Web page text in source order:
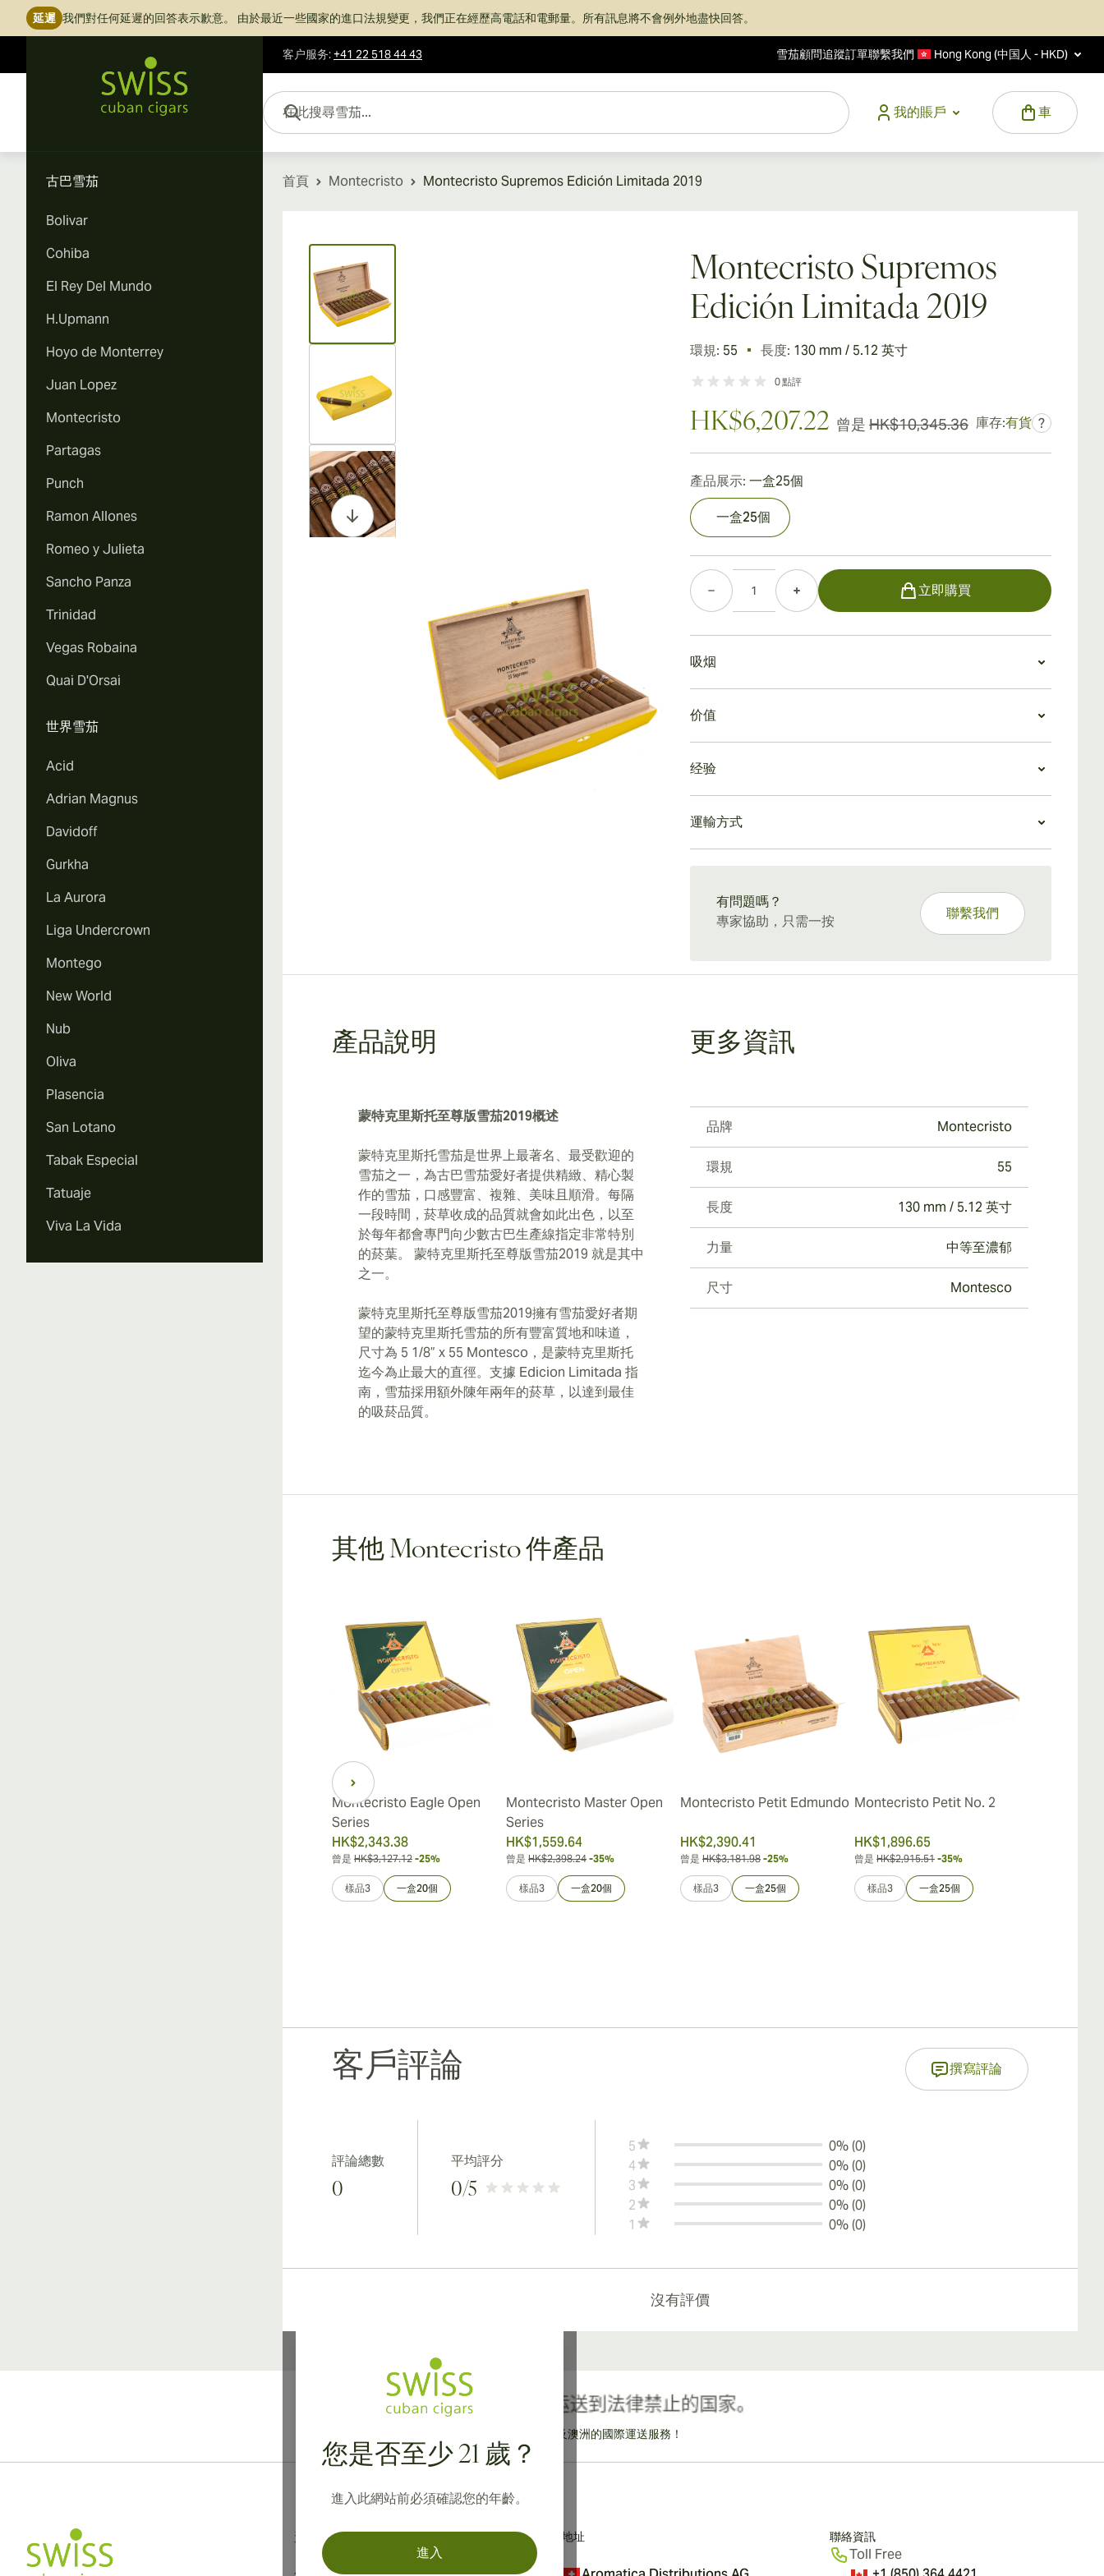
延遲 我們對任何延遲的回答表示歉意。 由於最近一些國家的進口法規變更，我們正在經歷高電話和電郵量。所有訊息將不會例外地盡快回答。
客户服务:+41 22 518 44 43 雪茄顧問追蹤訂單聯繫我們 Hong Kong (中国人 - HKD)
我的賬戶
車
在此搜尋雪茄...
古巴雪茄
Bolivar
Cohiba
El Rey Del Mundo
H.Upmann
Hoyo de Monterrey
Juan Lopez
Montecristo
Partagas
Punch
Ramon Allones
Romeo y Julieta
Sancho Panza
Trinidad
Vegas Robaina
Quai D'Orsai
世界雪茄
Acid
Adrian Magnus
Davidoff
Gurkha
La Aurora
Liga Undercrown
Montego
New World
Nub
Oliva
Plasencia
San Lotano
Tabak Especial
Tatuaje
Viva La Vida
首頁 Montecristo Montecristo Supremos Edición Limitada 2019
View larger image
View larger image
View larger image
View larger image
Montecristo Supremos
Edición Limitada 2019
環規: 55 長度: 130 mm / 5.12 英寸
0點評
HK$6,207.22 曾是 HK$10,345.36 庫存:有貨 ?
產品展示: 一盒25個
一盒25個
數量
立即購買
吸烟
蒙特克里斯托至尊版雪茄2019散發著濃鬱的泥土氣息，略帶一
雪茄在整個旅程中保持著令人愉悅的一致性，只有在適當的時
刻才會在質地和複雜性上不斷變化。木材、柑橘和香料的細微
差別融入了風味特徵，進一步增加了深度和甜味。冒險之旅以
价值
年度限定版雪茄因其提供的價值和數量有限而聞名。隨著蒙特
相去甚遠。
對於雪茄煙民來說，這意味著有機會吸食正宗的古巴雪茄，其
全部特性。這一切的價格都低於其他產品。因此，如果您想體
驗歷史上最著名品牌之一的限量版經典款，那麼蒙特克里斯托
至尊版雪茄2019雪茄就是您的不二之選。
经验
蒙特克里斯托雪茄不僅是世界上最容易吸煙的雪茄之一，而且
蒙特克里斯托至尊版雪茄2019為蒙特克里斯托傳統增添了自己
的特色，在此過程中，當雪茄煙民對頂級古巴雪茄產生興趣
運輸方式
有問題嗎？
專家協助，只需一按
聯繫我們
產品說明
蒙特克里斯托至尊版雪茄2019概述
蒙特克里斯托雪茄是世界上最著名、最受歡迎的
雪茄之一，為古巴雪茄愛好者提供精緻、精心製
作的雪茄，口感豐富、複雜、美味且順滑。每隔
一段時間，菸草收成的品質就會如此出色，以至
於每年都會專門向少數古巴生產線指定非常特別
的菸葉。 蒙特克里斯托至尊版雪茄2019 就是其中
之一。
蒙特克里斯托至尊版雪茄2019擁有雪茄愛好者期
望的蒙特克里斯托雪茄的所有豐富質地和味道，
尺寸為 5 1/8” x 55 Montesco，是蒙特克里斯托
迄今為止最大的直徑。支據 Edicion Limitada 指
南，雪茄採用額外陳年兩年的菸草，以達到最佳
的吸菸品質。
更多資訊
品牌 Montecristo
環規 55
長度 130 mm / 5.12 英寸
力量 中等至濃郁
尺寸 Montesco
其他 Montecristo 件產品
Montecristo Eagle Open
Series
HK$2,343.38
曾是 HK$3,127.12 -25%
樣品3 一盒20個
Montecristo Master Open
Series
HK$1,559.64
曾是 HK$2,398.24 -35%
樣品3 一盒20個
Montecristo Petit Edmundo
HK$2,390.41
曾是 HK$3,181.98 -25%
樣品3 一盒25個
Montecristo Petit No. 2
HK$1,896.65
曾是 HK$2,915.51 -35%
樣品3 一盒25個
客戶評論 撰寫評論
評論總數
0
平均評分
0/5
5
0% (0)
4
0% (0)
3
0% (0)
2
0% (0)
1
0% (0)
沒有評價
您是否至少 21 歲？
進入此網站前必須確認您的年齡。
進入
提供寄往加拿大、英國及澳洲的國際運送服務！
地址
資訊 聯絡資訊
Toll Free